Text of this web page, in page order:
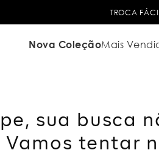
TROCA FÁCIL
Nova ColeçãoMais
sua busca
Vamos tentar